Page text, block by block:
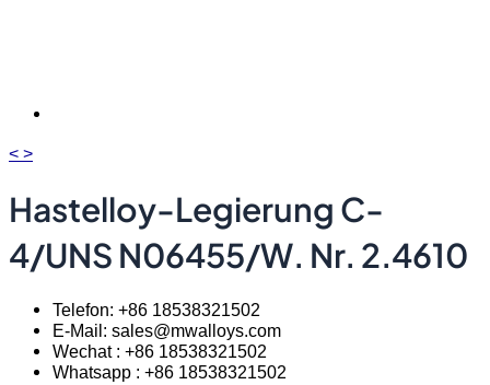
< >
Hastelloy-Legierung C-
4/UNS N06455/W. Nr. 2.4610
Telefon: +86 18538321502
E-Mail: sales@mwalloys.com
Wechat : +86 18538321502
Whatsapp : +86 18538321502